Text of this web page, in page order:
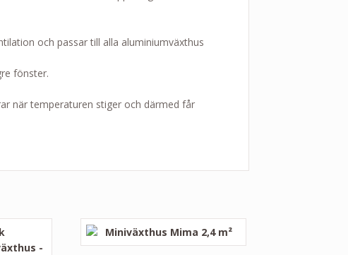
och passar till alla aluminiumväxthus
fönster.
när temperaturen stiger och därmed får